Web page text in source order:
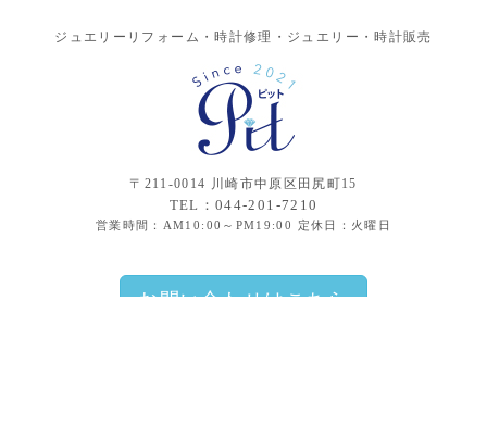
ジュエリーリフォーム・時計修理・ジュエリー・時計販売
〒211-0014 川崎市中原区田尻町15
TEL：044-201-7210
営業時間：AM10:00～PM19:00 定休日：火曜日
お問い合わせはこちら